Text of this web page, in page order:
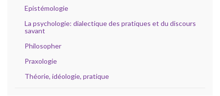
Epistémologie
La psychologie: dialectique des pratiques et du discours
savant
Philosopher
Praxologie
Théorie, idéologie, pratique